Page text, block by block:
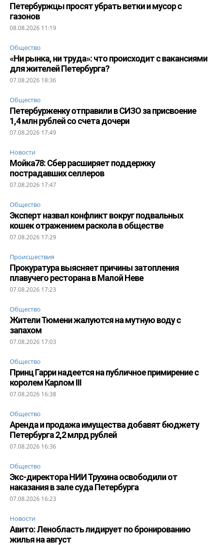
Петербуржцы просят убрать ветки и мусор с
газонов
08.08.2026 11:19
Общество
«Ни рынка, ни труда»: что происходит с вакансиями
для жителей Петербурга?
07.08.2026 18:36
Общество
Петербурженку отправили в СИЗО за присвоение
1,4 млн рублей со счета дочери
07.08.2026 17:49
Новости
Мойка78: Сбер расширяет поддержку
пострадавших селлеров
07.08.2026 17:47
Общество
Эксперт назвал конфликт вокруг подвальных
кошек отражением раскола в обществе
07.08.2026 17:29
Происшествия
Прокуратура выясняет причины затопления
плавучего ресторана в Малой Неве
07.08.2026 17:23
Общество
Жители Тюмени жалуются на мутную воду с
запахом
07.08.2026 17:03
Общество
Принц Гарри надеется на публичное примирение с
королем Карлом III
07.08.2026 16:38
Общество
Аренда и продажа имущества добавят бюджету
Петербурга 2,2 млрд рублей
07.08.2026 16:36
Общество
Экс-директора НИИ Трухина освободили от
наказания в зале суда Петербурга
07.08.2026 16:23
Новости
Авито: Ленобласть лидирует по бронированию
жилья на август